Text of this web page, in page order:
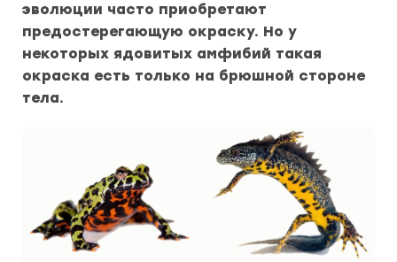
эволюции часто приобретают
предостерегающую окраску. Но у
некоторых ядовитых амфибий такая
окраска есть только на брюшной стороне
тела.